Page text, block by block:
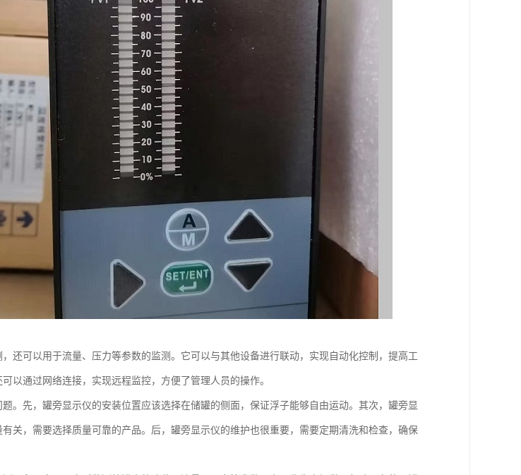
还可以用于流量、压力等参数的监测。它可以与其他设备进行联动，实现自动化控制，提高工
以通过网络连接，实现远程监控，方便了管理人员的操作。
。先，罐旁显示仪的安装位置应该选择在储罐的侧面，保证浮子能够自由运动。其次，罐旁显
关，需要选择质量可靠的产品。后，罐旁显示仪的维护也很重要，需要定期清洗和检查，确保